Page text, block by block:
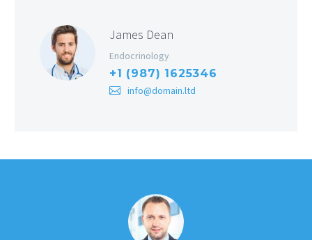
James Dean
Endocrinology
+1 (987) 1625346
info@domain.ltd